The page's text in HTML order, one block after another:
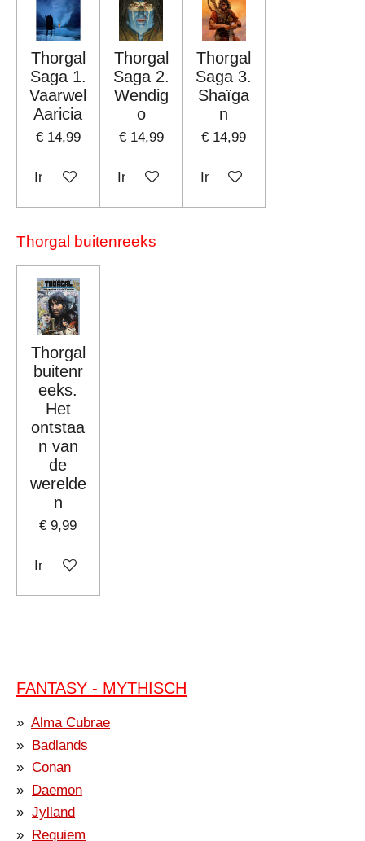
Thorgal
Saga 1.
Vaarwel
Aaricia
€ 14,99
In winkelwagen
Thorgal
Saga 2.
Wendig
o
€ 14,99
In winkelwagen
Thorgal
Saga 3.
Shaïga
n
€ 14,99
In winkelwagen
Thorgal buitenreeks
Thorgal
buitenr
eeks.
Het
ontstaa
n van
de
werelde
n
€ 9,99
In winkelwagen
FANTASY - MYTHISCH
Alma Cubrae
Badlands
Conan
Daemon
Jylland
Requiem